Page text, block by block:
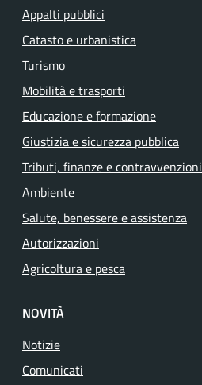
Appalti pubblici
Catasto e urbanistica
Turismo
Mobilità e trasporti
Educazione e formazione
Giustizia e sicurezza pubblica
Tributi, finanze e contravvenzioni
Ambiente
Salute, benessere e assistenza
Autorizzazioni
Agricoltura e pesca
NOVITÀ
Notizie
Comunicati